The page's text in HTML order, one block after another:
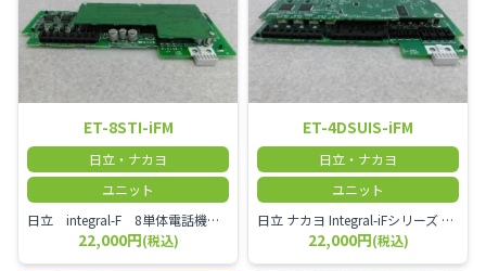
ET-8STI-iFM
日立・ナカヨ
ユニット
日立 integral-F 8単体電話機ユニット
22,000円(税込)
ET-4DSUIS-iFM
日立・ナカヨ
ユニット
日立 ナカヨ Integral-iFシリーズ 4回線ISDN外線ユニット
22,000円(税込)